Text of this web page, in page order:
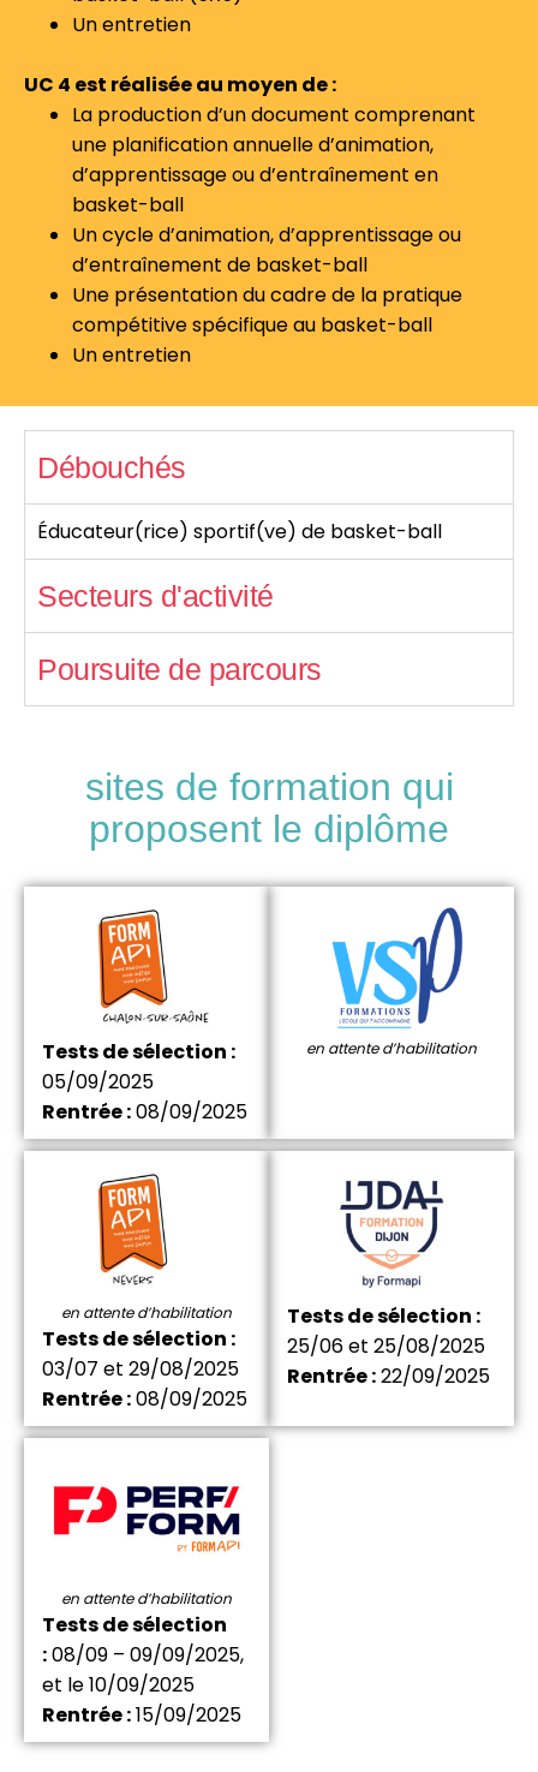
Un entretien
UC 4 est réalisée au moyen de :
La production d’un document comprenant
une planification annuelle d’animation,
d’apprentissage ou d’entraînement en
basket-ball
Un cycle d’animation, d’apprentissage ou
d’entraînement de basket-ball
Une présentation du cadre de la pratique
compétitive spécifique au basket-ball
Un entretien
Débouchés
Éducateur(rice) sportif(ve) de basket-ball
Secteurs d'activité
Poursuite de parcours
sites de formation qui
proposent le diplôme
Tests de sélection :
05/09/2025
Rentrée :08/09/2025
en attente d’habilitation
en attente d’habilitation
Tests de sélection :
03/07 et 29/08/2025
Rentrée :08/09/2025
Tests de sélection :
25/06 et 25/08/2025
Rentrée :22/09/2025
en attente d’habilitation
Tests de sélection
:08/09 – 09/09/2025,
et le 10/09/2025
Rentrée :15/09/2025